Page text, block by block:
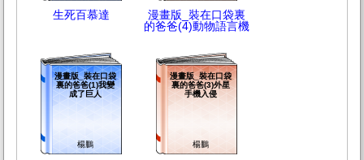
生死百慕達
漫畫版_裝在口袋裏
的爸爸(4)動物語言機
漫畫版_裝在口袋
裏的爸爸(1)我變
成了巨人
楊鵬
漫畫版_裝在口袋
裏的爸爸(3)外星
手機入侵
楊鵬